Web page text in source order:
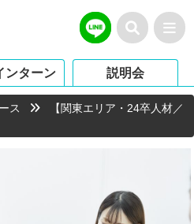
ンターン 説明会
ス
【関東エリア・24卒人材／